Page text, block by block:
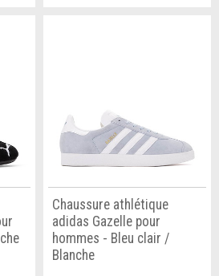
Chaussure athlétique
adidas Gazelle pour
hommes - Bleu clair /
Blanche